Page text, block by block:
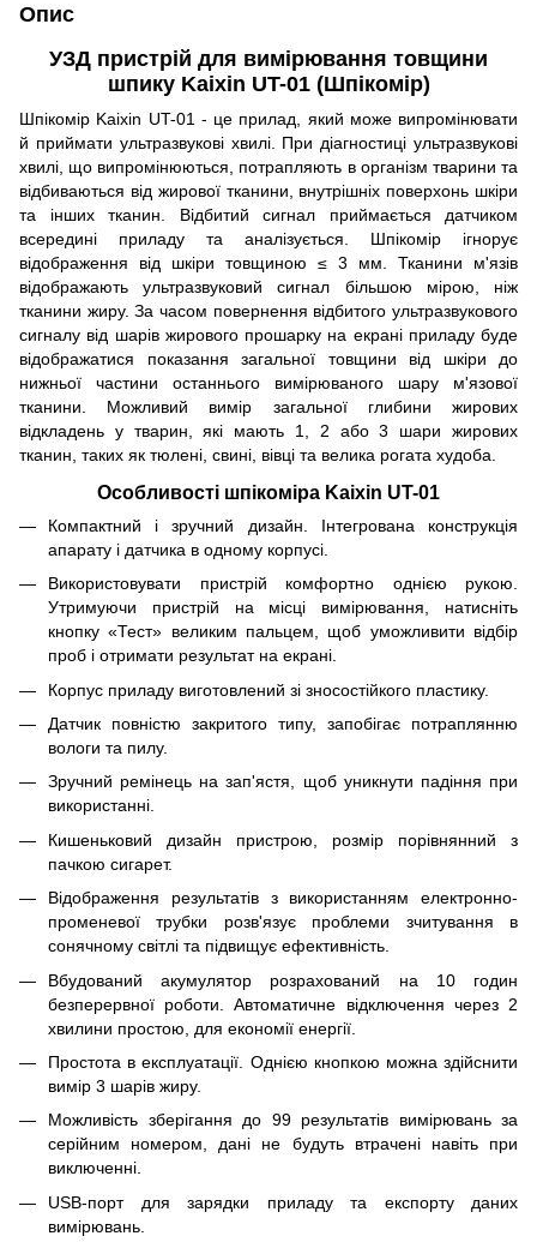
Опис
УЗД пристрій для вимірювання товщини
шпику Kaixin UT-01 (Шпікомір)
Шпікомір Kaixin UT-01 - це прилад, який може випромінювати
й приймати ультразвукові хвилі. При діагностиці ультразвукові
хвилі, що випромінюються, потрапляють в організм тварини та
відбиваються від жирової тканини, внутрішніх поверхонь шкіри
та інших тканин. Відбитий сигнал приймається датчиком
всередині приладу та аналізується. Шпікомір ігнорує
відображення від шкіри товщиною ≤ 3 мм. Тканини м'язів
відображають ультразвуковий сигнал більшою мірою, ніж
тканини жиру. За часом повернення відбитого ультразвукового
сигналу від шарів жирового прошарку на екрані приладу буде
відображатися показання загальної товщини від шкіри до
нижньої частини останнього вимірюваного шару м'язової
тканини. Можливий вимір загальної глибини жирових
відкладень у тварин, які мають 1, 2 або 3 шари жирових
тканин, таких як тюлені, свині, вівці та велика рогата худоба.
Особливості шпікоміра Kaixin UT-01
Компактний і зручний дизайн. Інтегрована конструкція
апарату і датчика в одному корпусі.
Використовувати пристрій комфортно однією рукою.
Утримуючи пристрій на місці вимірювання, натисніть
кнопку «Тест» великим пальцем, щоб уможливити відбір
проб і отримати результат на екрані.
Корпус приладу виготовлений зі зносостійкого пластику.
Датчик повністю закритого типу, запобігає потраплянню
вологи та пилу.
Зручний ремінець на зап'ястя, щоб уникнути падіння при
використанні.
Кишеньковий дизайн пристрою, розмір порівнянний з
пачкою сигарет.
Відображення результатів з використанням електронно-
променевої трубки розв'язує проблеми зчитування в
сонячному світлі та підвищує ефективність.
Вбудований акумулятор розрахований на 10 годин
безперервної роботи. Автоматичне відключення через 2
хвилини простою, для економії енергії.
Простота в експлуатації. Однією кнопкою можна здійснити
вимір 3 шарів жиру.
Можливість зберігання до 99 результатів вимірювань за
серійним номером, дані не будуть втрачені навіть при
виключенні.
USB-порт для зарядки приладу та експорту даних
вимірювань.